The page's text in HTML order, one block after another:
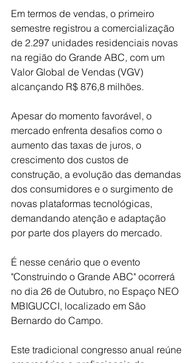
Em termos de vendas, o primeiro
semestre registrou a comercialização
de 2.297 unidades residenciais novas
na região do Grande ABC, com um
Valor Global de Vendas (VGV)
alcançando R$ 876,8 milhões.
Apesar do momento favorável, o
mercado enfrenta desafios como o
aumento das taxas de juros, o
crescimento dos custos de
construção, a evolução das demandas
dos consumidores e o surgimento de
novas plataformas tecnológicas,
demandando atenção e adaptação
por parte dos players do mercado.
É nesse cenário que o evento
"Construindo o Grande ABC" ocorrerá
no dia 26 de Outubro, no Espaço NEO
MBIGUCCI, localizado em São
Bernardo do Campo.
Este tradicional congresso anual reúne